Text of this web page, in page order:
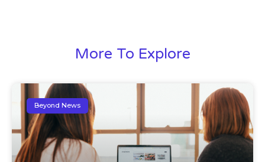
More To Explore
Beyond News